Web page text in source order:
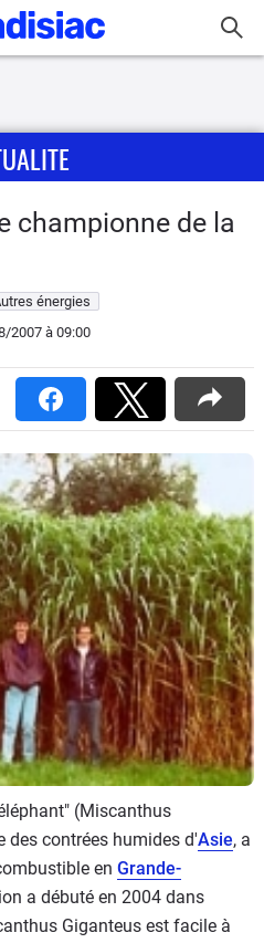
championne de la
énergies
2007 à 09:00
(Miscanthus
des contrées humides d'Asie, a
en Grande-
a débuté en 2004 dans
Giganteus est facile à